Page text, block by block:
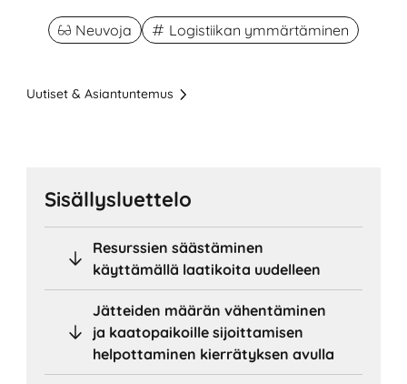
Neuvoja Logistiikan ymmärtäminen
Uutiset & Asiantuntemus
Sisällysluettelo
Resurssien säästäminen
käyttämällä laatikoita uudelleen
Jätteiden määrän vähentäminen
ja kaatopaikoille sijoittamisen
helpottaminen kierrätyksen avulla